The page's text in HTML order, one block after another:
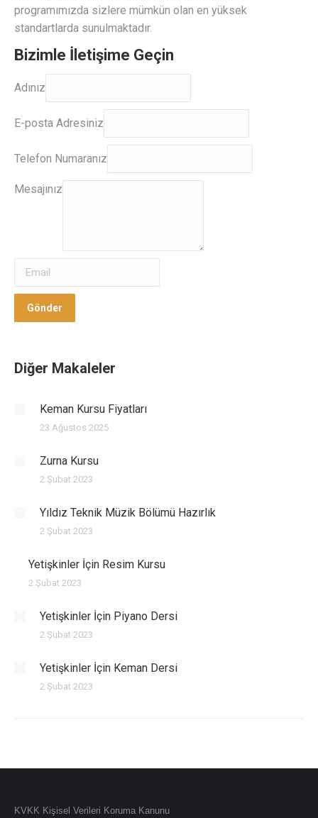
programımızda sizlere mümkün olan en yüksek
standartlarda sunulmaktadır.
Bizimle İletişime Geçin
Adınız
E-posta Adresiniz
posta
Adresiniz
Telefon Numaranız
Mesajınız
Gönder
Gönder
Diğer Makaleler
Keman Kursu Fiyatları
23 Ağustos 2025
Zurna Kursu
2 Şubat 2023
Yıldız Teknik Müzik Bölümü Hazırlık
2 Şubat 2023
Yetişkinler İçin Resim Kursu
2 Şubat 2023
Yetişkinler İçin Piyano Dersi
2 Şubat 2023
Yetişkinler İçin Keman Dersi
2 Şubat 2023
KVKK Kişisel Verileri Koruma Kanunu